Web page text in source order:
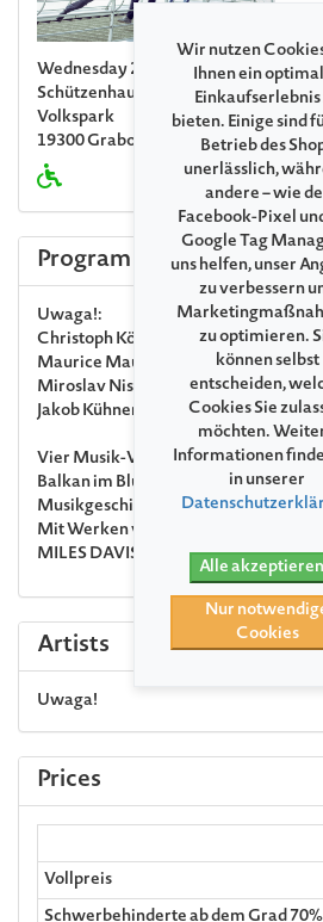
Wednesday 22. July 2026, 07:00 PM
Schützenhaus Grabow
Volkspark
19300 Grabow
Program
Uwaga!:
Christoph König
Violine, Viola
Maurice Maurer
Violine
Miroslav Nisic
Akkordeon
Jakob Kühnemann
Kontrabass
Vier Musik-Verrückte, mit Klassik
Balkan im Blut und Rock im Herzen,
Musikgeschichte von vorn bis hinten.
Mit Werken von
MILES DAVIS
BEATLES,DAFT
Artists
Uwaga!
Prices
Vollpreis
Schwerbehinderte ab dem Grad 70%
Wir nutzen
Ihnen ein
Einkaufserlebnis
bieten. Einige sind
Betrieb des
unerlässlich,
andere – wie
Facebook-Pixel
Google Tag
uns helfen, unser
zu verbessern
zu optimieren.
können selbst
entscheiden,
Cookies Sie
möchten.
Informationen
in unserer
Alle akzeptieren
Nur
Cookies